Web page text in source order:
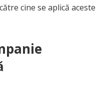
cine se aplică aceste